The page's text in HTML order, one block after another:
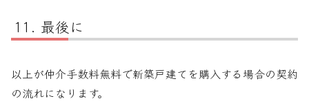
最後に
以上が仲介手数料無料で新築戸建てを購入する場合の契約
の流れになります。